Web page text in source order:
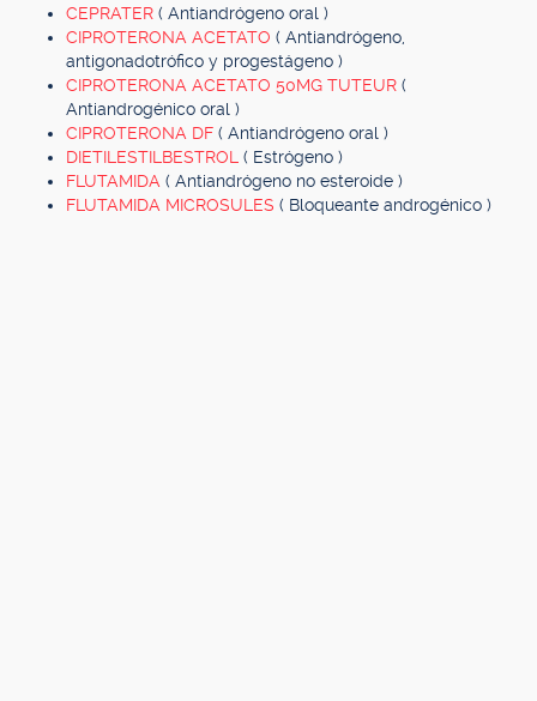
CEPRATER ( Antiandrógeno oral )
CIPROTERONA ACETATO ( Antiandrógeno,
antigonadotrófico y progestágeno )
CIPROTERONA ACETATO 50MG TUTEUR (
Antiandrogénico oral )
CIPROTERONA DF ( Antiandrógeno oral )
DIETILESTILBESTROL ( Estrógeno )
FLUTAMIDA ( Antiandrógeno no esteroide )
FLUTAMIDA MICROSULES ( Bloqueante androgénico )